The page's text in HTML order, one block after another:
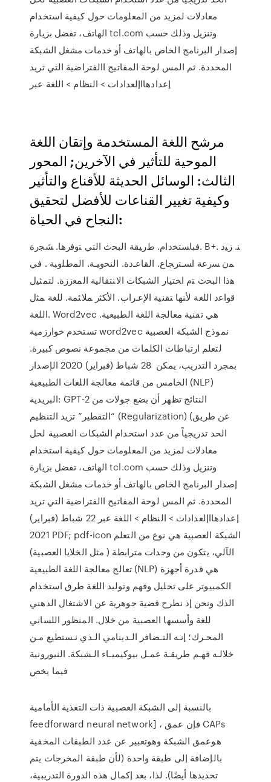
معادلات لمزيد من المعلومات حول كيفية استخدام
الهاتف، تفضل بزيارة tcl.com وتنزيل وذلك حسب
إصدار البرنامج الخاص بالهاتف أو خدمات مشغل الشبكة
المحددة. ثم المس لوحة المفاتيح االفتراضية التي تريد
إعدادهااإلعدادات > النظام > اللغة عبر
مرشح اللغة المستخدمة وإتقان اللغة
الموحية للتأثير في الآخرين; المحور
الثالث: الوسائل الحديثة للأقناع والتأثير
وكيفية تغيير القناعات للأفضل لتحقيق
النجاح في الحياة:
ﻓﺒﺎﺴﺘﺨﺩﺍﻡ. ﻁﺭﻴﻘﺔ ﺍﻟﺒﺤﺙ ﺍﻟﺘﻲ ﺘﻭﻓﺭﻫﺎ. ﺸﺠﺭﺓ. B+. ﻨ. ﺯﻴﺩ
ﻤﻥ ﺴﺭﻋﺔ ﺍﺴـﺘﺭﺠﺎﻉ. ﺍﻟﻘﺎﻋـﺩﺓ. ﺍﻟﻨﺤﻭﻴـﺔ. ﺍﻟﻤﻁﻠﻭﺒﺔ . ﻓﻲ
ﻫﺫﺍ ﺍﻟﺒﺤﺙ ﺘﻡ ﺍﺨﺘﻴﺎﺭ ﺍﻟﺸﺒﻜﺎﺕ ﺍﻻﻨﺘﻘﺎﻟﻴﺔ ﺍﻟﻤﻌﺯﺯﺓ. ﻟﺘﻤﺜﻴل
ﻗﻭﺍﻋﺩ ﺍﻟﻠﻐﺔ ﻷﻨﻬﺎ ﺘﻘﻨﻴﺔ ﺍﻹﻋـﺭﺍﺏ. ﺍﻷﻜﺜﺭ ﻤﻼﺌﻤﺔ. ﻟﻠﻐﺔ ﻤﺜل
ﺍﻟﻠﻐﺔ. Word2vec هي تقنية معالجة اللغة الطبيعية.
تستخدم خوارزمية word2vec نموذج الشبكة العصبية
لتعلم ارتباطات الكلمات من مجموعة نصوص كبيرة.
بمجرد التدريب، يمكن 28 شباط (فبراير) 2020 الإصدار
الخامس من قائمة معالجة اللغات الطبيعية (NLP)
البريدية: GPT-2 النتائج تظهر أن بضع جولات من
“التقطير” تزيد التنظيم (Regularization) (عن طريق
الحد تدريجياً من عدد استخدام الشبكات العصبية لحل
معادلات لمزيد من المعلومات حول كيفية استخدام
الهاتف، تفضل بزيارة tcl.com وتنزيل وذلك حسب
إصدار البرنامج الخاص بالهاتف أو خدمات مشغل الشبكة
المحددة. ثم المس لوحة المفاتيح االفتراضية التي تريد
إعدادهااإلعدادات > النظام > اللغة عبر 22 شباط (فبراير)
2021 PDF; pdf-icon الشبكة العصبية هي نوع من التعلم
الآلي، يتكون من وحدات مترابطة ( مثل الخلايا العصبية)
تعالج معالجة اللغة الطبيعية (NLP) هي قدرة أجهزة
الكمبيوتر على تحليل وفهم وتوليد اللغة طرق استخدام
الذك وﻧﺤﻦ إذ ﻧﻄﺮح ﻗﻀﻴﺔ ﺟﻮﻫﺮﻳﺔ ﻋﻦ اﻻﺷﺘﻐﺎل اﻟﺬﻫﻨﻲ
ﻟﻠﻐﺔ وأﺳﺴﻬﺎ اﻟﻌﺼﺒﻴﺔ ﻣﻦ ﺧﻼل. اﻟﻤﻨﻈﻮر اﻟﻠﺴﺎﻧﻲ
اﻟﻤﺤـﺮك؛ إﻧـﻪ اﻟﺘـﻀﺎﻓﺮ اﻟـﺪﻳﻨﺎﻣﻲ اﻟـﺬي ﻧـﺴﺘﻄﻴﻊ ﻣـﻦ
ﺧﻼﻟـﻪ ﻓﻬـﻢ ﻃﺮﻳﻘـﺔ ﻋﻤـﻞ ﺑﻴﻮﻛﻴﻤﻴـﺎء اﻟـﺸﺒﻜﺔ. اﻟﻨﻴﻮروﻧﻴﺔ
بالنسبة إلى الشبكة العصبية ذات التغذية الأمامية
feedforward neural network] ، فإن عمق CAPs
هوعمق الشبكة وهوتعبير عن عدد الطبقات المخفية
بالإضافة إلى طبقة واحدة (لأن طبقة المخرجات يتم
تحديدها أيضًا). لذا، بعد إكمال هذه الدورة التدريبية،